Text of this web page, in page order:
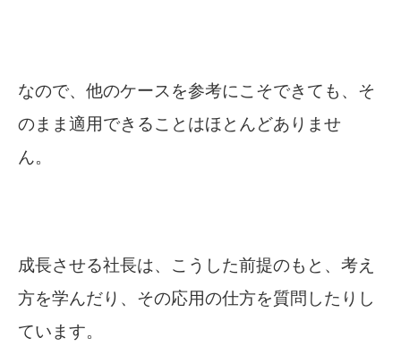
なので、他のケースを参考にこそできても、そ
のまま適用できることはほとんどありませ
ん。
成長させる社長は、こうした前提のもと、考え
方を学んだり、その応用の仕方を質問したりし
ています。